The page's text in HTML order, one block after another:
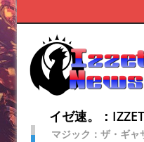
イゼ速。：
マジック：ザ・ギャ